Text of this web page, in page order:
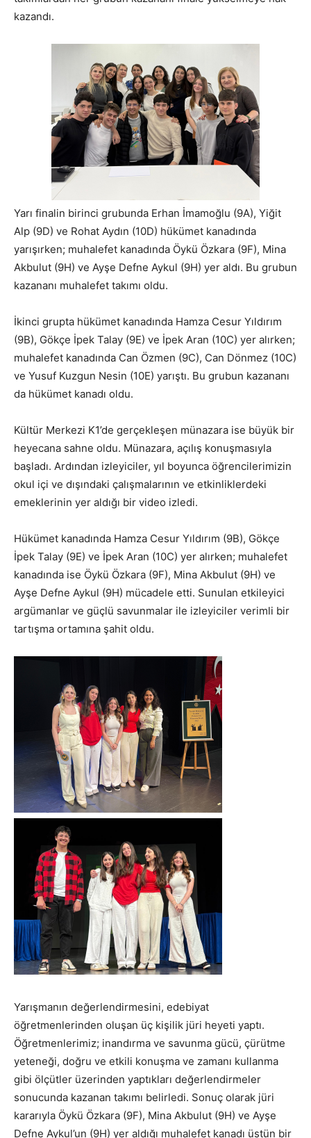
kazandı.
Yarı finalin birinci grubunda Erhan İmamoğlu (9A), Yiğit
Alp (9D) ve Rohat Aydın (10D) hükümet kanadında
yarışırken; muhalefet kanadında Öykü Özkara (9F), Mina
Akbulut (9H) ve Ayşe Defne Aykul (9H) yer aldı. Bu grubun
kazananı muhalefet takımı oldu.
İkinci grupta hükümet kanadında Hamza Cesur Yıldırım
(9B), Gökçe İpek Talay (9E) ve İpek Aran (10C) yer alırken;
muhalefet kanadında Can Özmen (9C), Can Dönmez (10C)
ve Yusuf Kuzgun Nesin (10E) yarıştı. Bu grubun kazananı
da hükümet kanadı oldu.
Kültür Merkezi K1’de gerçekleşen münazara ise büyük bir
heyecana sahne oldu. Münazara, açılış konuşmasıyla
başladı. Ardından izleyiciler, yıl boyunca öğrencilerimizin
okul içi ve dışındaki çalışmalarının ve etkinliklerdeki
emeklerinin yer aldığı bir video izledi.
Hükümet kanadında Hamza Cesur Yıldırım (9B), Gökçe
İpek Talay (9E) ve İpek Aran (10C) yer alırken; muhalefet
kanadında ise Öykü Özkara (9F), Mina Akbulut (9H) ve
Ayşe Defne Aykul (9H) mücadele etti. Sunulan etkileyici
argümanlar ve güçlü savunmalar ile izleyiciler verimli bir
tartışma ortamına şahit oldu.
Yarışmanın değerlendirmesini, edebiyat
öğretmenlerinden oluşan üç kişilik jüri heyeti yaptı.
Öğretmenlerimiz; inandırma ve savunma gücü, çürütme
yeteneği, doğru ve etkili konuşma ve zamanı kullanma
gibi ölçütler üzerinden yaptıkları değerlendirmeler
sonucunda kazanan takımı belirledi. Sonuç olarak jüri
kararıyla Öykü Özkara (9F), Mina Akbulut (9H) ve Ayşe
Defne Aykul’un (9H) yer aldığı muhalefet kanadı üstün bir